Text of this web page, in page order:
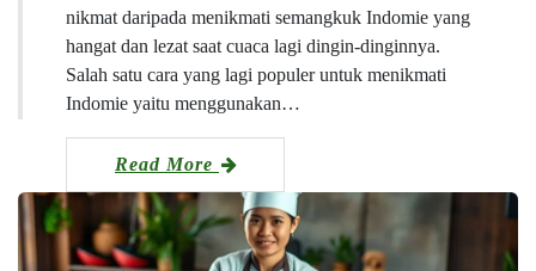
nikmat daripada menikmati semangkuk Indomie yang
hangat dan lezat saat cuaca lagi dingin-dinginnya.
Salah satu cara yang lagi populer untuk menikmati
Indomie yaitu menggunakan…
Read More